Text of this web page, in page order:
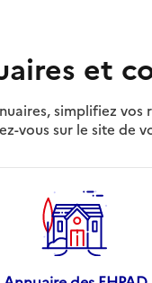
et
simplifiez vos
vous sur le site de